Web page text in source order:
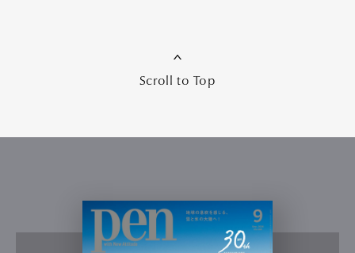
Scroll to Top